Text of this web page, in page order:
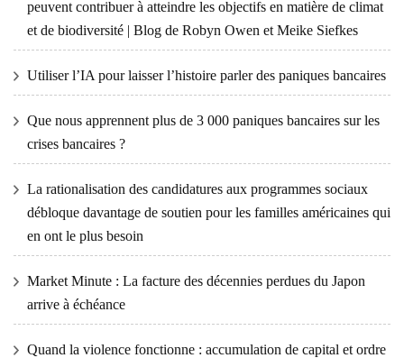
peuvent contribuer à atteindre les objectifs en matière de climat
et de biodiversité | Blog de Robyn Owen et Meike Siefkes
Utiliser l’IA pour laisser l’histoire parler des paniques bancaires
Que nous apprennent plus de 3 000 paniques bancaires sur les
crises bancaires ?
La rationalisation des candidatures aux programmes sociaux
débloque davantage de soutien pour les familles américaines qui
en ont le plus besoin
Market Minute : La facture des décennies perdues du Japon
arrive à échéance
Quand la violence fonctionne : accumulation de capital et ordre